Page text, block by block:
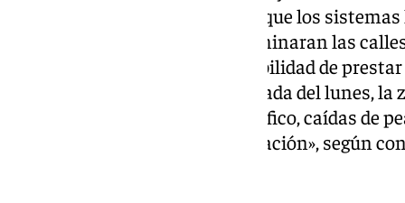
Administración local constató que los
impedir que las luminarias iluminaran las
encendido». Debido a la imposibilidad de
noche del domingo y la madrugada del lunes,
riesgos como «accidentes de tráfico, caídas de
delictivos por la falta de iluminación», según